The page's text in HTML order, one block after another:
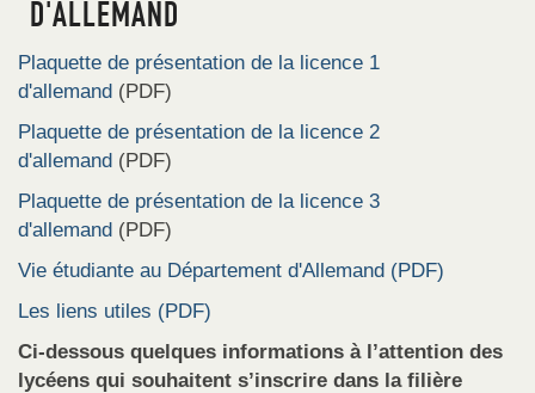
D'ALLEMAND
Plaquette de présentation de la licence 1
d'allemand (PDF)
Plaquette de présentation de la licence 2
d'allemand (PDF)
Plaquette de présentation de la licence 3
d'allemand (PDF)
Vie étudiante au Département d'Allemand (PDF)
Les liens utiles (PDF)
Ci-dessous quelques informations à l’attention des
lycéens qui souhaitent s’inscrire dans la filière